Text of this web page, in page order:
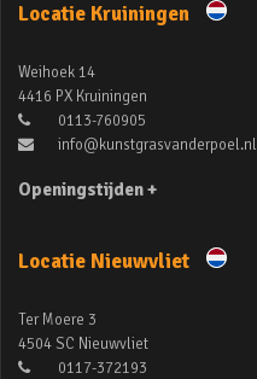
Locatie Kruiningen
Weihoek 14
4416 PX Kruiningen
0113-760905
info@kunstgrasvanderpoel.nl
Openingstijden +
Locatie Nieuwvliet
Ter Moere 3
4504 SC Nieuwvliet
0117-372193